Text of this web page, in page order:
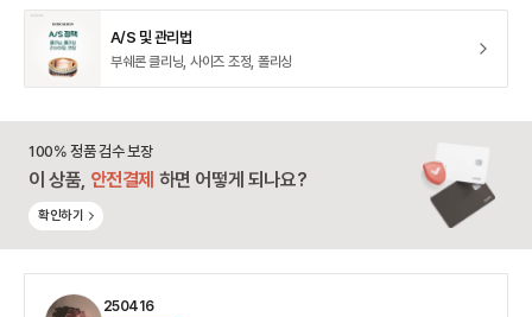
A/S 및 관리법
부쉐론 클리닝, 사이즈 조정, 폴리싱
100% 정품 검수 보장
이 상품, 안전결제 하면 어떻게 되나요?
확인하기
250416